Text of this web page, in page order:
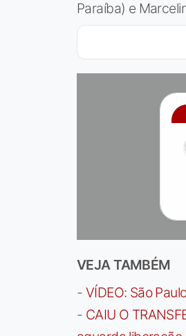
Paraíba) e
VEJA TAMBÉM
- VÍDEO: São
- CAIU O